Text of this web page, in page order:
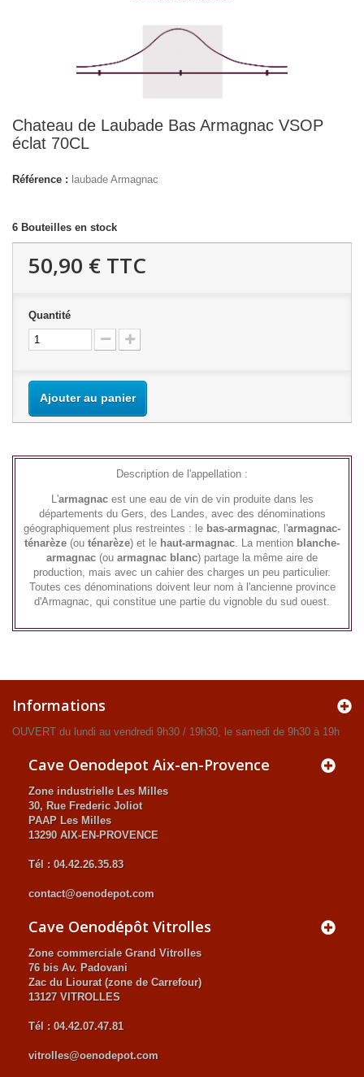
Chateau de Laubade Bas Armagnac VSOP
éclat 70CL
Référence : laubade Armagnac
6 Bouteilles en stock
50,90 € TTC
Quantité
Ajouter au panier
Description de l'appellation :
L'armagnacest une eau de vin de vin produite dans les
départements du Gers, des Landes, avec des dénominations
géographiquement plus restreintes : le bas-armagnac , l'armagnac-
ténarèze (ou ténarèze) et le haut-armagnac . La mention blanche-
armagnac (ou armagnac blanc) partage la même aire de
production, mais avec un cahier des charges un peu particulier.
Toutes ces dénominations doivent leur nom à l'ancienne province
d'Armagnac, qui constitue une partie du vignoble du sud ouest.
Informations
OUVERT du lundi au vendredi 9h30 / 19h30, le samedi de 9h30 à 19h
Cave Oenodepot Aix-en-Provence
Zone industrielle Les Milles
30, Rue Frederic Joliot
PAAP Les Milles
13290 AIX-EN-PROVENCE
Tél : 04.42.26.35.83
contact@oenodepot.com
Cave Oenodépôt Vitrolles
Zone commerciale Grand Vitrolles
76 bis Av. Padovani
Zac du Liourat (zone de Carrefour)
13127 VITROLLES
Tél : 04.42.07.47.81
vitrolles@oenodepot.com